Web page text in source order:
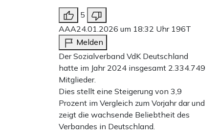
5
AAA24.01.2026 um 18:32 Uhr 196T
Melden
Der Sozialverband VdK Deutschland
hatte im Jahr 2024 insgesamt 2.334.749
Mitglieder.
Dies stellt eine Steigerung von 3,9
Prozent im Vergleich zum Vorjahr dar und
zeigt die wachsende Beliebtheit des
Verbandes in Deutschland.